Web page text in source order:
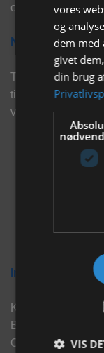
os for hjælp..
Nyhedsbrev
Tilmeld dig vores
tilbud på mail før
vores seneste
Information
Kontakt
Brand
Om os
vores
og
dem med
givet
din brug
VIS